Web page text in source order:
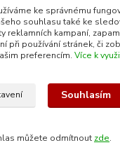
ke správnému
souhlasu také ke
reklamních kampaní,
při používání stránek, či
preferencím. Více k
Souhlasím
můžete odmítnout zde.